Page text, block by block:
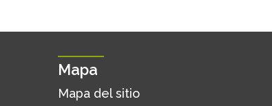
Mapa
Mapa del sitio